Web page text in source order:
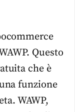
Questo
che è
funzione
WAWP,